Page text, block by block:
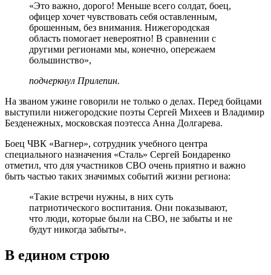
«Это важно, дорого! Меньше всего солдат, боец,
офицер хочет чувствовать себя оставленным,
брошенным, без внимания. Нижегородская
область помогает невероятно! В сравнении с
другими регионами мы, конечно, опережаем
большинство»,
подчеркнул Прилепин.
На званом ужине говорили не только о делах. Перед бойцами
выступили нижегородские поэты Сергей Михеев и Владимир
Безденежных, московская поэтесса Анна Долгарева.
Боец ЧВК «Вагнер», сотрудник учебного центра
специального назначения «Сталь» Сергей Бондаренко
отметил, что для участников СВО очень приятно и важно
быть частью таких значимых событий жизни региона:
«Такие встречи нужны, в них суть
патриотического воспитания. Они показывают,
что люди, которые были на СВО, не забыты и не
будут никогда забыты».
В едином строю